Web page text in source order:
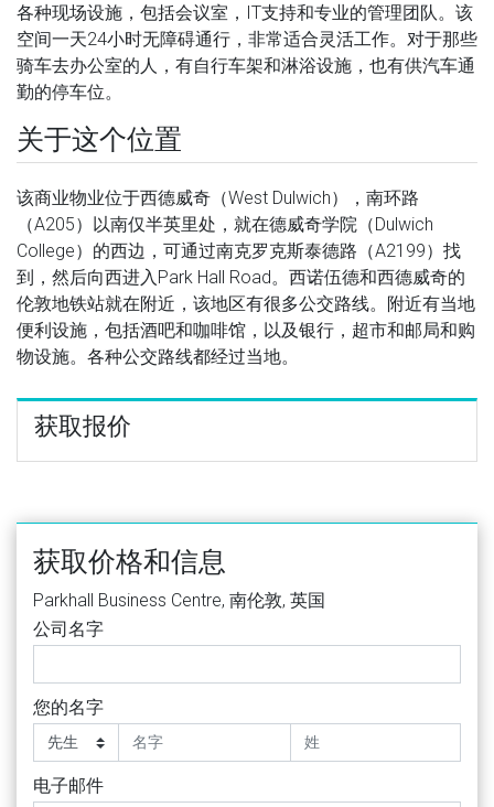
各种现场设施，包括会议室，IT支持和专业的管理团队。该
空间一天24小时无障碍通行，非常适合灵活工作。对于那些
骑车去办公室的人，有自行车架和淋浴设施，也有供汽车通
勤的停车位。
关于这个位置
该商业物业位于西德威奇（West Dulwich），南环路
（A205）以南仅半英里处，就在德威奇学院（Dulwich
College）的西边，可通过南克罗克斯泰德路（A2199）找
到，然后向西进入Park Hall Road。西诺伍德和西德威奇的
伦敦地铁站就在附近，该地区有很多公交路线。附近有当地
便利设施，包括酒吧和咖啡馆，以及银行，超市和邮局和购
物设施。各种公交路线都经过当地。
获取报价
获取价格和信息
Parkhall Business Centre, 南伦敦, 英国
公司名字
您的名字
电子邮件